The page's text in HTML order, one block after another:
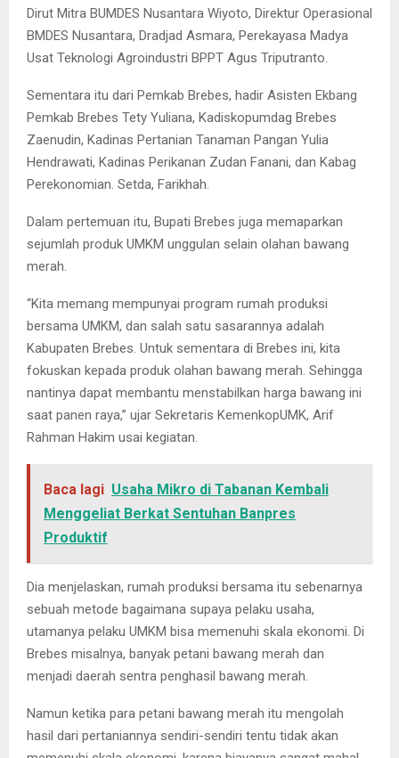
Dirut Mitra BUMDES Nusantara Wiyoto, Direktur Operasional
BMDES Nusantara, Dradjad Asmara, Perekayasa Madya
Usat Teknologi Agroindustri BPPT Agus Triputranto.
Sementara itu dari Pemkab Brebes, hadir Asisten Ekbang
Pemkab Brebes Tety Yuliana, Kadiskopumdag Brebes
Zaenudin, Kadinas Pertanian Tanaman Pangan Yulia
Hendrawati, Kadinas Perikanan Zudan Fanani, dan Kabag
Perekonomian. Setda, Farikhah.
Dalam pertemuan itu, Bupati Brebes juga memaparkan
sejumlah produk UMKM unggulan selain olahan bawang
merah.
“Kita memang mempunyai program rumah produksi
bersama UMKM, dan salah satu sasarannya adalah
Kabupaten Brebes. Untuk sementara di Brebes ini, kita
fokuskan kepada produk olahan bawang merah. Sehingga
nantinya dapat membantu menstabilkan harga bawang ini
saat panen raya,” ujar Sekretaris KemenkopUMK, Arif
Rahman Hakim usai kegiatan.
Baca lagi Usaha Mikro di Tabanan Kembali
Menggeliat Berkat Sentuhan Banpres
Produktif
Dia menjelaskan, rumah produksi bersama itu sebenarnya
sebuah metode bagaimana supaya pelaku usaha,
utamanya pelaku UMKM bisa memenuhi skala ekonomi. Di
Brebes misalnya, banyak petani bawang merah dan
menjadi daerah sentra penghasil bawang merah.
Namun ketika para petani bawang merah itu mengolah
hasil dari pertaniannya sendiri-sendiri tentu tidak akan